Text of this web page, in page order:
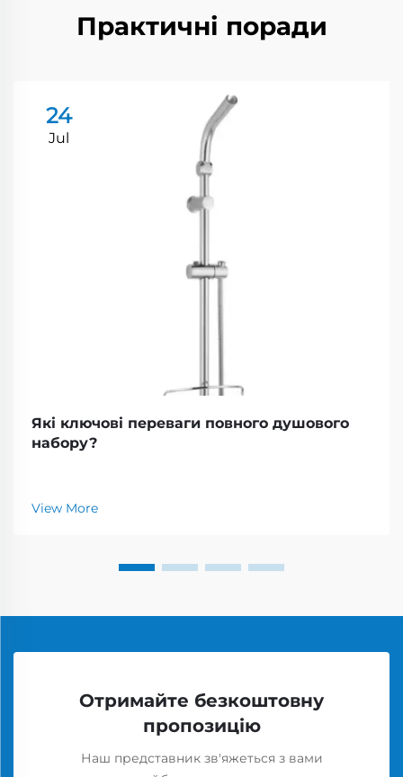
Практичні поради
24
Jul
Які ключові переваги повного душового
набору?
View More
Отримайте безкоштовну
пропозицію
Наш представник зв'яжеться з вами